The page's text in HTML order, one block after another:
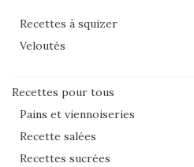
Recettes à squizer
Veloutés
Recettes pour tous
Pains et viennoiseries
Recette salées
Recettes sucrées